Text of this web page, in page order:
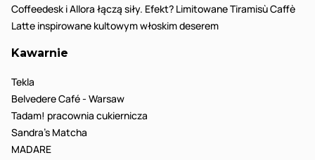
Coffeedesk i Allora łączą siły. Efekt? Limitowane Tiramisù Caffè
Latte inspirowane kultowym włoskim deserem
Kawarnie
Tekla
Belvedere Café - Warsaw
Tadam! pracownia cukiernicza
Sandra’s Matcha
MADARE